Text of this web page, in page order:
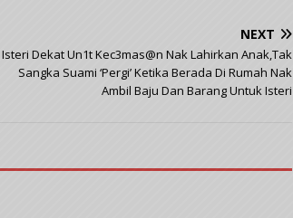
NEXT
Isteri Dekat Un1t Kec3mas@n Nak Lahirkan Anak,Tak
Sangka Suami ‘Pergi’ Ketika Berada Di Rumah Nak
Ambil Baju Dan Barang Untuk Isteri